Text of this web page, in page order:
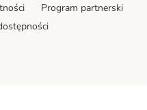
Program partnerski